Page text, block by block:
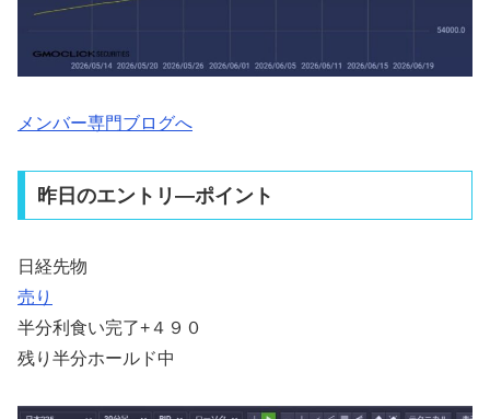
メンバー専門ブログへ
昨日のエントリ―ポイント
日経先物
売り
半分利食い完了+４９０
残り半分ホールド中